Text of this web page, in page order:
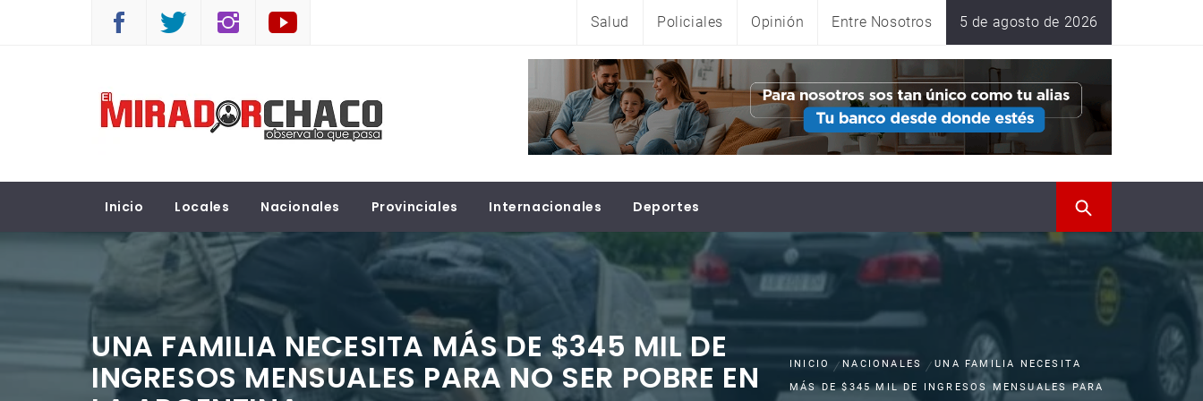
Salud Policiales Opinión Entre Nosotros 5 de agosto de 2026
EL MIRADOR CHACO
Inicio Locales Nacionales Provinciales Internacionales Deportes
UNA FAMILIA NECESITA MÁS DE $345 MIL DE
INGRESOS MENSUALES PARA NO SER POBRE EN INICIO NACIONALES
UNA FAMILIA NECESITA
MÁS DE $345 MIL DE INGRESOS MENSUALES PARA